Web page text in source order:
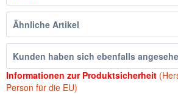
Ähnliche Artikel
Kunden haben sich ebenfalls
Informationen zur Produktsicherheit
Person für die EU)